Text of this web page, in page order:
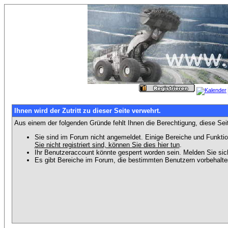
Ihnen wird der Zutritt zu dieser Seite verwehrt.
Aus einem der folgenden Gründe fehlt Ihnen die Berechtigung, diese
Sie sind im Forum nicht angemeldet. Einige Bereiche und
Sie nicht registriert sind, können Sie dies hier tun.
Ihr Benutzeraccount könnte gesperrt worden sein. Melden Sie
Es gibt Bereiche im Forum, die bestimmten Benutzern